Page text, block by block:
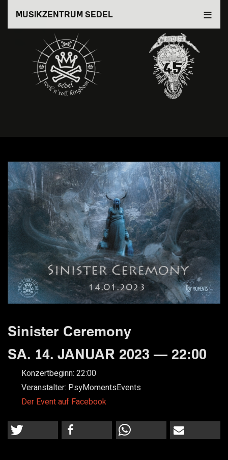
Inhalt
MUSIKZENTRUM SEDEL
Sinister Ceremony
SA. 14. JANUAR 2023 — 22:00
Konzertbeginn: 22:00
Veranstalter: PsyMomentsEvents
Der Event auf Facebook